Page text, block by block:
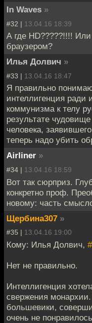
In Waves »
#32 | 13.04.16 18:39
А где HD?????!!!!
браузером?
Илья Долвич »
#33 | 13.04.16 18:47
Я правильно
интеллигенция ради
коммунизма к телу
результате
человека,
теперь надо убить
Airliner »
#34 | 13.04.16 18:59
Вот так сюрприз.
конкретно проф.
новому: часть
Щербина307 »
#35 | 13.04.16 19:00
Кому: Илья Долвич,
Нет не правильно.
Интеллигенция
свержения
большевики,
очень не